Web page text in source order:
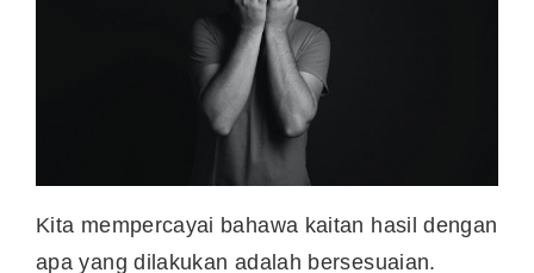
Kita mempercayai bahawa kaitan hasil dengan
apa yang dilakukan adalah bersesuaian.